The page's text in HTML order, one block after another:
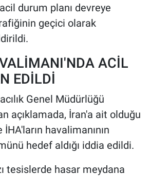
durum planı devreye
geçici olarak
ACİL
EDİLDİ
Genel Müdürlüğü
açıklamada, İran'a ait olduğu
havalimanının
hedef aldığı iddia edildi.
tesislerde hasar meydana